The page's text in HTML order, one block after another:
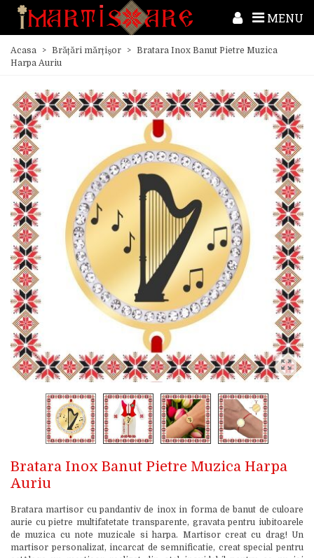
MENU
Acasa > Brățări mărțișor > Bratara Inox Banut Pietre Muzica
Harpa Auriu
Bratara Inox Banut Pietre Muzica Harpa
Auriu
Bratara martisor cu pandantiv de inox in forma de banut de culoare
aurie cu pietre multifatetate transparente, gravata pentru iubitoarele
de muzica cu note muzicale si harpa. Martisor creat cu drag! Un
martisor personalizat, incarcat de semnificatie, creat special pentru